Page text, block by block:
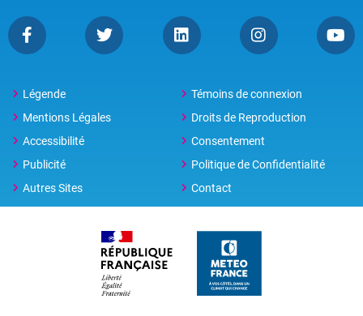
Légende
Témoins de connexion
Mentions Légales
Droits de Reproduction
Accessibilité
Consentement
Publicité
Politique de Confidentialité
Autres Sites
Contact